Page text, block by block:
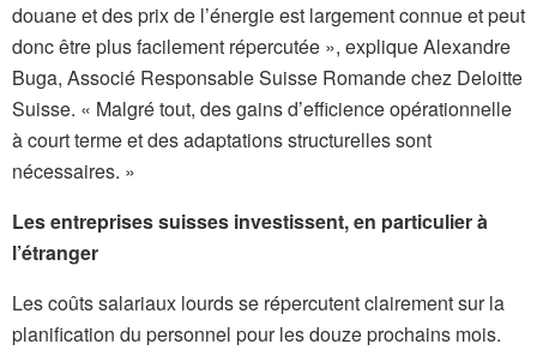
douane et des prix de l’énergie est largement connue et peut
donc être plus facilement répercutée », explique Alexandre
Buga, Associé Responsable Suisse Romande chez Deloitte
Suisse. « Malgré tout, des gains d’efficience opérationnelle
à court terme et des adaptations structurelles sont
nécessaires. »
Les entreprises suisses investissent, en particulier à
l’étranger
Les coûts salariaux lourds se répercutent clairement sur la
planification du personnel pour les douze prochains mois.